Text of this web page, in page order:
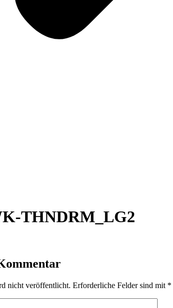
THNDRM_LG2
nicht veröffentlicht. Erforderliche Felder sind mit *